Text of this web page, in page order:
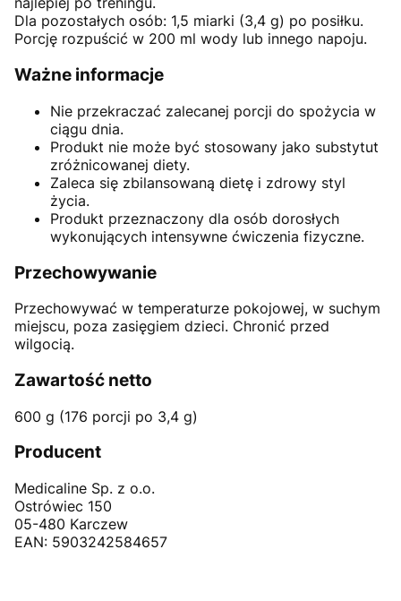
Dla pozostałych osób: 1,5 miarki (3,4 g) po posiłku.
Porcję rozpuścić w 200 ml wody lub innego napoju.
Ważne informacje
Nie przekraczać zalecanej porcji do spożycia w
ciągu dnia.
Produkt nie może być stosowany jako substytut
zróżnicowanej diety.
Zaleca się zbilansowaną dietę i zdrowy styl
życia.
Produkt przeznaczony dla osób dorosłych
wykonujących intensywne ćwiczenia fizyczne.
Przechowywanie
Przechowywać w temperaturze pokojowej, w suchym
miejscu, poza zasięgiem dzieci. Chronić przed
wilgocią.
Zawartość netto
600 g (176 porcji po 3,4 g)
Producent
Medicaline Sp. z o.o.
Ostrówiec 150
05-480 Karczew
EAN: 5903242584657